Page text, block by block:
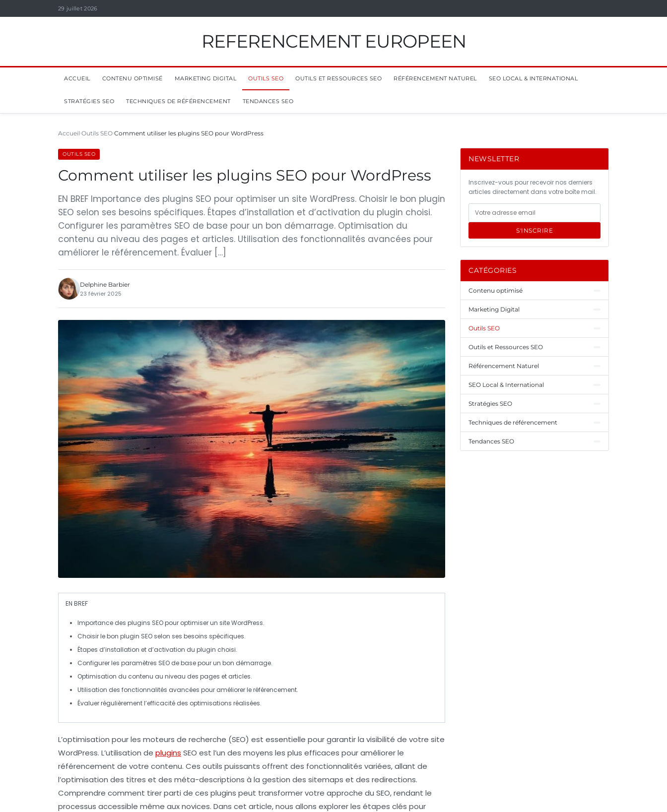
29 juillet 2026
REFERENCEMENT EUROPEEN
ACCUEIL CONTENU OPTIMISÉ MARKETING DIGITAL OUTILS SEO OUTILS ET RESSOURCES SEO RÉFÉRENCEMENT NATUREL SEO LOCAL & INTERNATIONAL
STRATÉGIES SEO TECHNIQUES DE RÉFÉRENCEMENT TENDANCES SEO
Accueil Outils SEO Comment utiliser les plugins SEO pour WordPress
OUTILS SEO
Comment utiliser les plugins SEO pour WordPress
EN BREF Importance des plugins SEO pour optimiser un site WordPress. Choisir le bon plugin
SEO selon ses besoins spécifiques. Étapes d’installation et d’activation du plugin choisi.
Configurer les paramètres SEO de base pour un bon démarrage. Optimisation du
contenu au niveau des pages et articles. Utilisation des fonctionnalités avancées pour
améliorer le référencement. Évaluer […]
Delphine Barbier
23 février 2025
EN BREF
Importance des plugins SEOpour optimiser un site WordPress.
Choisir lebon plugin SEO selon ses besoins spécifiques.
Étapes d’installation et d’activation du plugin choisi.
Configurer les paramètres SEO de base pour un bon démarrage.
Optimisation du contenu au niveau des pages et articles.
Utilisation des fonctionnalités avancées pour améliorer le référencement.
Évaluer régulièrement l’efficacité des optimisations réalisées.
L’optimisation pour les moteurs de recherche (SEO) est essentielle pour garantir la visibilité de votre site
WordPress. L’utilisation de plugins SEO est l’un des moyens les plus efficaces pour améliorer le
référencement de votre contenu. Ces outils puissants offrent des fonctionnalités variées, allant de
l’optimisation des titres et des méta-descriptions à la gestion des sitemaps et des redirections.
Comprendre comment tirer parti de ces plugins peut transformer votre approche du SEO, rendant le
processus accessible même aux novices. Dans cet article, nous allons explorer les étapes clés pour
NEWSLETTER
Inscrivez-vous pour recevoir nos derniers
articles directement dans votre boîte mail.
S'INSCRIRE
CATÉGORIES
Contenu optimisé
Marketing Digital
Outils SEO
Outils et Ressources SEO
Référencement Naturel
SEO Local & International
Stratégies SEO
Techniques de référencement
Tendances SEO